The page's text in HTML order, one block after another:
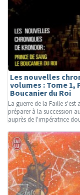
Les nouvelles
volumes : Tome 1,
Boucanier du Roi
La guerre de la Faille s'est
préparer à la succession
auprès de l'impératrice